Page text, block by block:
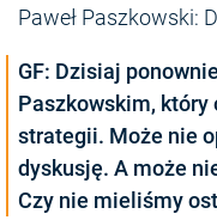
Paweł Paszkowski:
GF: Dzisiaj
Paszkowskim, który
strategii. Może nie
dyskusję. A może
Czy nie mieliśmy